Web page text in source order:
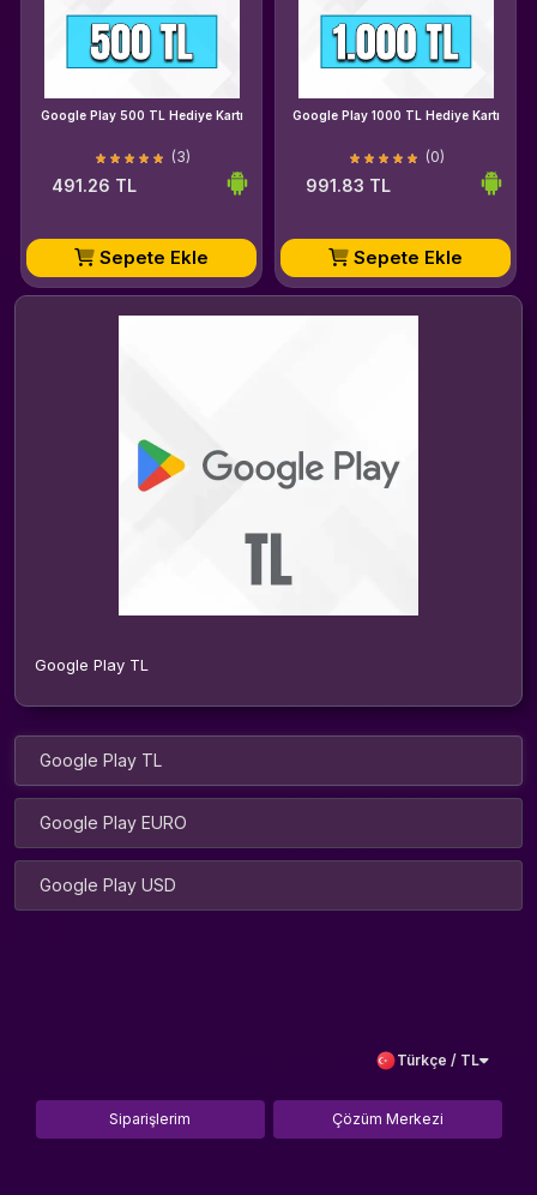
Google Play 500 TL Hediye Kartı
(3)
491.26 TL
Sepete Ekle
Google Play 1000 TL Hediye Kartı
(0)
991.83 TL
Sepete Ekle
Google Play TL
Google Play TL
Google Play EURO
Google Play USD
Türkçe / TL
Siparişlerim Çözüm Merkezi